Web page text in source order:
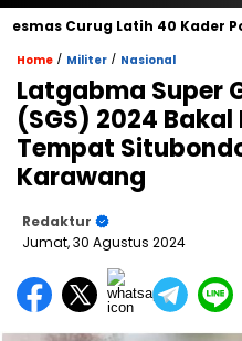
Curug Latih 40 Kader
Home / Militer / Nasional
Latgabma Super
(SGS) 2024
Tempat
Karawang
Redaktur
Jumat, 30 Agustus 2024